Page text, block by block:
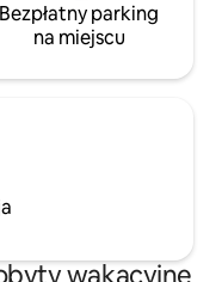
Bezpłatny parking
na miejscu